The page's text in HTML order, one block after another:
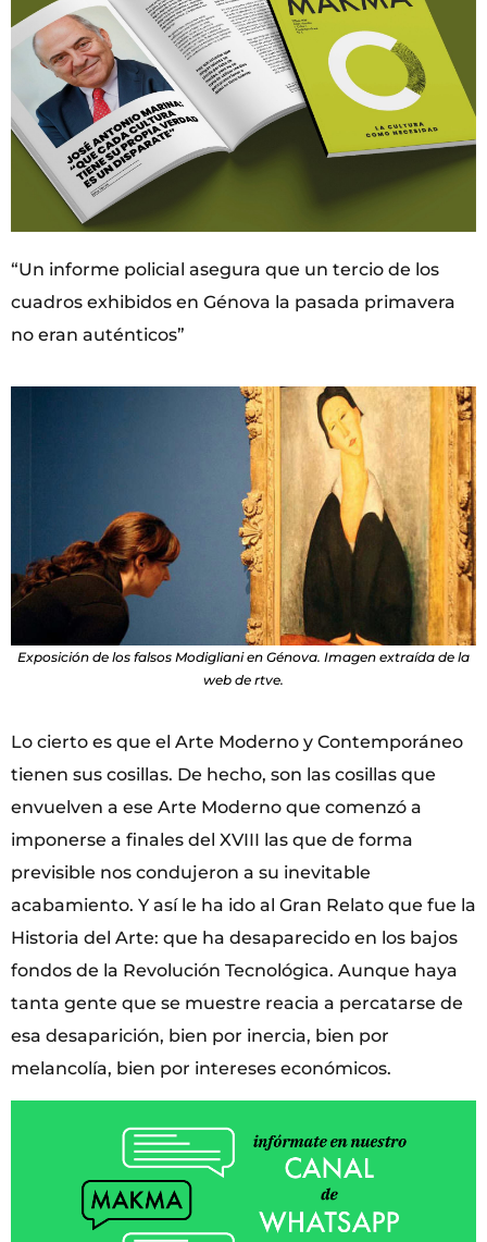
“Un informe policial asegura que un tercio de los
cuadros exhibidos en Génova la pasada primavera
no eran auténticos”
Exposición de los falsos Modigliani en Génova. Imagen extraída de la
web de rtve.
Lo cierto es que el Arte Moderno y Contemporáneo
tienen sus cosillas. De hecho, son las cosillas que
envuelven a ese Arte Moderno que comenzó a
imponerse a finales del XVIII las que de forma
previsible nos condujeron a su inevitable
acabamiento. Y así le ha ido al Gran Relato que fue la
Historia del Arte: que ha desaparecido en los bajos
fondos de la Revolución Tecnológica. Aunque haya
tanta gente que se muestre reacia a percatarse de
esa desaparición, bien por inercia, bien por
melancolía, bien por intereses económicos.